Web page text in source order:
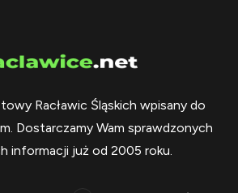
Racławic Śląskich wpisany do
Dostarczamy Wam sprawdzonych
informacji już od 2005 roku.